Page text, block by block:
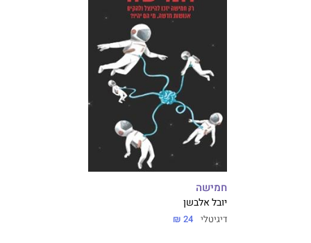
חמישה
יובל אלבשן
דיגיטלי 24 ₪